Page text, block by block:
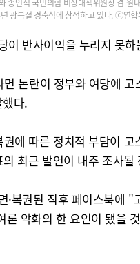
송언석 국민의힘 비상대책위원장 겸 원
광복절 경축식에 참석하고 있다. ⓒ연합
반사이익을 누리지 못
논란이 정부와 여당에
다.
에 따른 정치적 부담이
최근 발언이 내주 조사
복권된 직후 페이스북
악화의 한 요인이 됐을